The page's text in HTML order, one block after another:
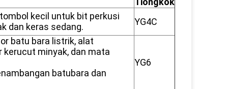
kecil untuk bit perkusi
dan keras sedang.
YG4C
batu bara listrik, alat
minyak, dan mata
batubara dan
YG6